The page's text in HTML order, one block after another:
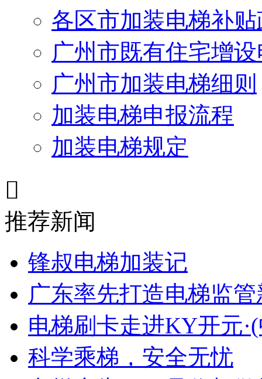
各区市加装电梯补
广州市既有住宅增
广州市加装电梯细则
加装电梯申报流程
加装电梯规定

推荐新闻
锋叔电梯加装记
广东率先打造电梯监
电梯刷卡走进KY开元
科学乘梯，安全无忧